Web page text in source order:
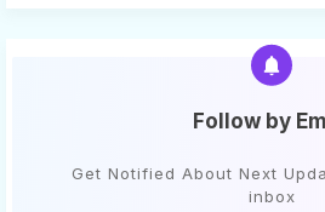
Follow by
Get Notified About Next
inbox